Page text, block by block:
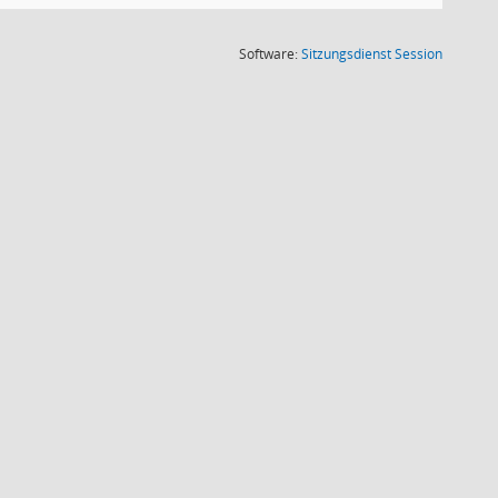
Software:SitzungsdienstSession(Wird in